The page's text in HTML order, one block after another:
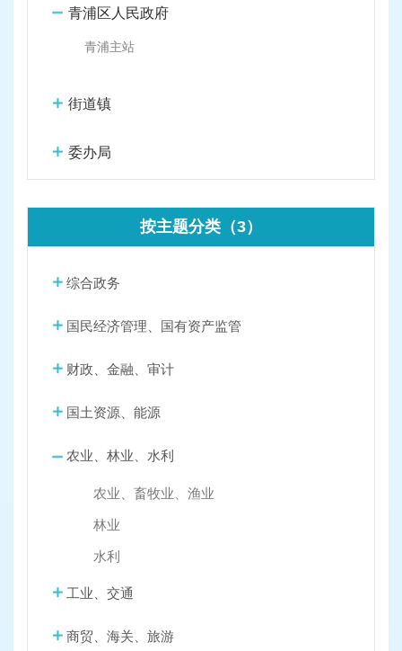
青浦区人民政府
青浦主站
街道镇
委办局
按主题分类（3）
综合政务
国民经济管理、国有资产监管
财政、金融、审计
国土资源、能源
农业、林业、水利
农业、畜牧业、渔业
林业
水利
工业、交通
商贸、海关、旅游